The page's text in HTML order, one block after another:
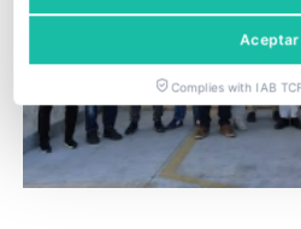
Aceptar
Complies with IAB